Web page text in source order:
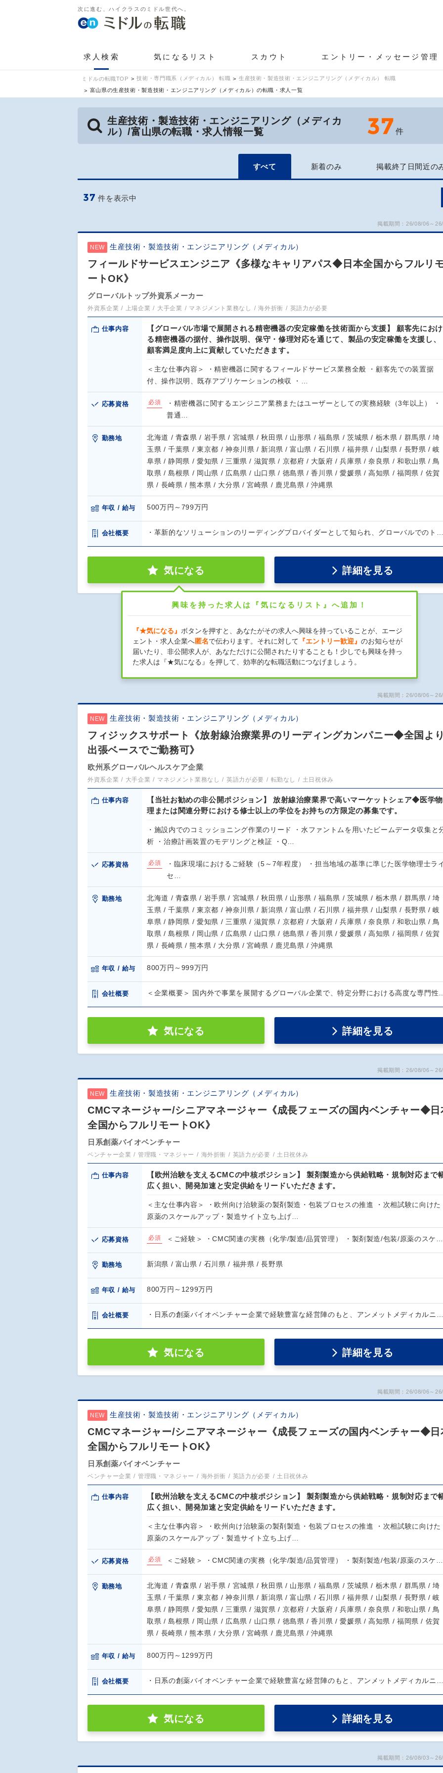
次に進む、ハイクラスのミドル世代へ。
求人検索 気になるリスト スカウト エントリー・メッセージ管理
ミドルの転職TOP 技術・専門職系（メディカル） 転職
生産技術・製造技術・エンジニアリング（メディカル） 転職
富山県の生産技術・製造技術・エンジニアリング（メディカル）の転職・求人一覧
生産技術・製造技術・エンジニアリング（メディカ
ル）/富山県の転職・求人情報一覧
37 件
すべて 新着のみ 掲載終了日間近の
37 件を表示中
掲載期間：26/08/06～
NEW 生産技術・製造技術・エンジニアリング（メディカル）
フィールドサービスエンジニア《多様なキャリアパス◆日本全国からフルリ
ートOK》
グローバルトップ外資系メーカー
外資系企業 上場企業 大手企業 マネジメント業務なし 海外折衝 英語力が必要
仕事内容
【グローバル市場で展開される精密機器の安定稼働を技術面から支援】 顧客先におけ
る精密機器の据付、操作説明、保守・修理対応を通じて、製品の安定稼働を支援し、
顧客満足度向上に貢献していただきます。
＜主な仕事内容＞ ・精密機器に関するフィールドサービス業務全般 ・顧客先での装置据
付、操作説明、既存アプリケーションの検収 ・…
応募資格 必須
・精密機器に関するエンジニア業務またはユーザーとしての実務経験（3年以上） ・
普通…
勤務地
北海道 / 青森県 / 岩手県 / 宮城県 / 秋田県 / 山形県 / 福島県 / 茨城県 / 栃木県 / 群馬県 / 埼
玉県 / 千葉県 / 東京都 / 神奈川県 / 新潟県 / 富山県 / 石川県 / 福井県 / 山梨県 / 長野県 / 岐
阜県 / 静岡県 / 愛知県 / 三重県 / 滋賀県 / 京都府 / 大阪府 / 兵庫県 / 奈良県 / 和歌山県 / 鳥
取県 / 島根県 / 岡山県 / 広島県 / 山口県 / 徳島県 / 香川県 / 愛媛県 / 高知県 / 福岡県 / 佐賀
県 / 長崎県 / 熊本県 / 大分県 / 宮崎県 / 鹿児島県 / 沖縄県
年収 / 給与 500万円～799万円
会社概要 ・革新的なソリューションのリーディングプロバイダーとして知られ、グローバルでのト…
気になる 詳細を見る
興味を持った求人は『気になるリスト』へ追加！
『★気になる』 ボタンを押すと、あなたがその求人へ興味を持っていることが、エージ
ェント・求人企業へ匿名で伝わります。それに対して 『エントリー歓迎』 のお知らせが
届いたり、非公開求人が、あなただけに公開されたりすることも！少しでも興味を持っ
た求人は『★気になる』を押して、効率的な転職活動につなげましょう。
掲載期間：26/08/06～
NEW 生産技術・製造技術・エンジニアリング（メディカル）
フィジックスサポート《放射線治療業界のリーディングカンパニー◆全国より
出張ベースでご勤務可》
欧州系グローバルヘルスケア企業
外資系企業 大手企業 マネジメント業務なし 英語力が必要 転勤なし 土日祝休み
仕事内容
【当社お勧めの非公開ポジション】 放射線治療業界で高いマーケットシェア◆医学物
理または関連分野における修士以上の学位をお持ちの方限定の募集です。
・施設内でのコミッショニング作業のリード ・水ファントムを用いたビームデータ収集と
析 ・治療計画装置のモデリングと検証 ・Q…
応募資格 必須
・臨床現場におけるご経験（5～7年程度） ・担当地域の基準に準じた医学物理士ラ
セ…
勤務地
北海道 / 青森県 / 岩手県 / 宮城県 / 秋田県 / 山形県 / 福島県 / 茨城県 / 栃木県 / 群馬県 / 埼
玉県 / 千葉県 / 東京都 / 神奈川県 / 新潟県 / 富山県 / 石川県 / 福井県 / 山梨県 / 長野県 / 岐
阜県 / 静岡県 / 愛知県 / 三重県 / 滋賀県 / 京都府 / 大阪府 / 兵庫県 / 奈良県 / 和歌山県 / 鳥
取県 / 島根県 / 岡山県 / 広島県 / 山口県 / 徳島県 / 香川県 / 愛媛県 / 高知県 / 福岡県 / 佐賀
県 / 長崎県 / 熊本県 / 大分県 / 宮崎県 / 鹿児島県 / 沖縄県
年収 / 給与 800万円～999万円
会社概要 ＜企業概要＞ 国内外で事業を展開するグローバル企業で、特定分野における高度な専門性…
気になる 詳細を見る
掲載期間：26/08/06～
NEW 生産技術・製造技術・エンジニアリング（メディカル）
CMCマネージャー/シニアマネージャー《成長フェーズの国内ベンチャー◆日
全国からフルリモートOK》
日系創薬バイオベンチャー
ベンチャー企業 管理職・マネジャー 海外折衝 英語力が必要 土日祝休み
仕事内容
【欧州治験を支えるCMCの中核ポジション】 製剤製造から供給戦略・規制対応まで
広く担い、開発加速と安定供給をリードいただきます。
＜主な仕事内容＞ ・欧州向け治験薬の製剤製造・包装プロセスの推進 ・次相試験に向けた
原薬のスケールアップ・製造サイト立ち上げ…
応募資格 必須 ＜ご経験＞ ・CMC関連の実務（化学/製造/品質管理） ・製剤製造/包装/原薬のスケ…
勤務地 新潟県 / 富山県 / 石川県 / 福井県 / 長野県
年収 / 給与 800万円～1299万円
会社概要 ・日系の創薬バイオベンチャー企業で経験豊富な経営陣のもと、アンメットメディカルニ…
気になる 詳細を見る
掲載期間：26/08/06～
NEW 生産技術・製造技術・エンジニアリング（メディカル）
CMCマネージャー/シニアマネージャー《成長フェーズの国内ベンチャー◆日
全国からフルリモートOK》
日系創薬バイオベンチャー
ベンチャー企業 管理職・マネジャー 海外折衝 英語力が必要 土日祝休み
仕事内容
【欧州治験を支えるCMCの中核ポジション】 製剤製造から供給戦略・規制対応まで
広く担い、開発加速と安定供給をリードいただきます。
＜主な仕事内容＞ ・欧州向け治験薬の製剤製造・包装プロセスの推進 ・次相試験に向けた
原薬のスケールアップ・製造サイト立ち上げ…
応募資格 必須 ＜ご経験＞ ・CMC関連の実務（化学/製造/品質管理） ・製剤製造/包装/原薬のスケ…
勤務地
北海道 / 青森県 / 岩手県 / 宮城県 / 秋田県 / 山形県 / 福島県 / 茨城県 / 栃木県 / 群馬県 / 埼
玉県 / 千葉県 / 東京都 / 神奈川県 / 新潟県 / 富山県 / 石川県 / 福井県 / 山梨県 / 長野県 / 岐
阜県 / 静岡県 / 愛知県 / 三重県 / 滋賀県 / 京都府 / 大阪府 / 兵庫県 / 奈良県 / 和歌山県 / 鳥
取県 / 島根県 / 岡山県 / 広島県 / 山口県 / 徳島県 / 香川県 / 愛媛県 / 高知県 / 福岡県 / 佐賀
県 / 長崎県 / 熊本県 / 大分県 / 宮崎県 / 鹿児島県 / 沖縄県
年収 / 給与 800万円～1299万円
会社概要 ・日系の創薬バイオベンチャー企業で経験豊富な経営陣のもと、アンメットメディカルニ…
気になる 詳細を見る
掲載期間：26/08/03～